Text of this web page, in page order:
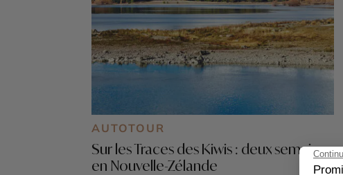
AUTOTOUR
Sur les Traces des Kiwis : deux semaines
en Nouvelle-Zélande